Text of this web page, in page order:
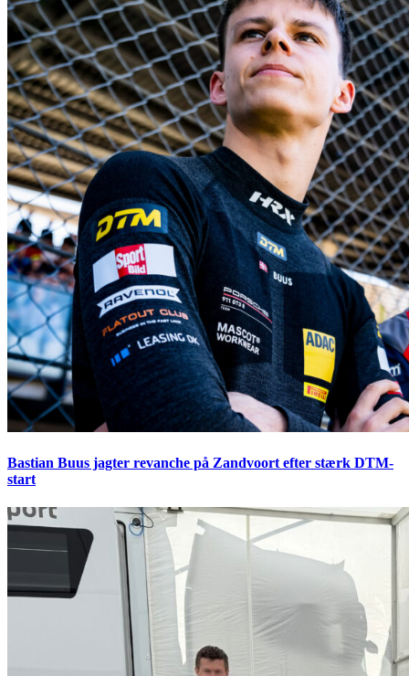
Bastian Buus jagter revanche på Zandvoort efter stærk DTM-
start